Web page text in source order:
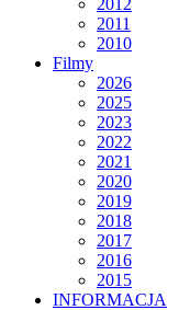
2012
2011
2010
Filmy
2026
2025
2023
2022
2021
2020
2019
2018
2017
2016
2015
INFORMACJA